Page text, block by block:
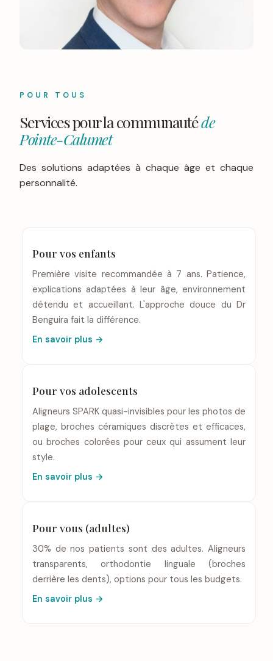
POUR TOUS
Services pour la communautéde
Pointe-Calumet
Des solutions adaptées à chaque âge et chaque
personnalité.
Pour vos enfants
Première visite recommandée à 7 ans. Patience,
explications adaptées à leur âge, environnement
détendu et accueillant. L'approche douce du Dr
Benguira fait la différence.
En savoir plus →
Pour vos adolescents
Aligneurs SPARK quasi-invisibles pour les photos de
plage, broches céramiques discrètes et efficaces,
ou broches colorées pour ceux qui assument leur
style.
En savoir plus →
Pour vous (adultes)
30% de nos patients sont des adultes. Aligneurs
transparents, orthodontie linguale (broches
derrière les dents), options pour tous les budgets.
En savoir plus →